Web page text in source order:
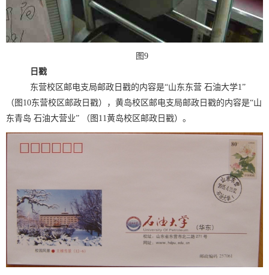
图9
日戳
东营校区邮电支局邮政日戳的内容是“山东东营 石油大学1”
（图10东营校区邮政日戳），黄岛校区邮电支局邮政日戳的内容是“山
东青岛 石油大营业” （图11黄岛校区邮政日戳）。